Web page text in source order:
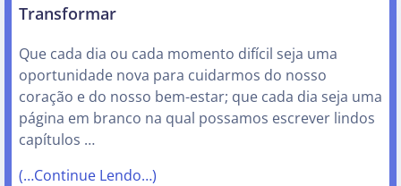
Transformar
Que cada dia ou cada momento difícil seja uma
oportunidade nova para cuidarmos do nosso
coração e do nosso bem-estar; que cada dia seja uma
página em branco na qual possamos escrever lindos
capítulos …
(…Continue Lendo…)